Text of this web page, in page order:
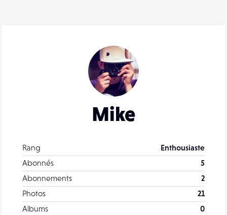
Mike
Rang
Enthousiaste
Abonnés
5
Abonnements
2
Photos
21
Albums
0